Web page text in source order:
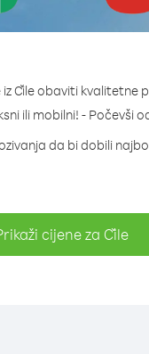
Čile obaviti kvalitetne
ili mobilni! - Počevši
da bi dobili
cijene za Čile